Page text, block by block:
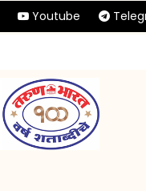
Youtube